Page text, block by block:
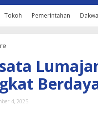
Tokoh Pemerintahan
r
i
w
i
4, 2025